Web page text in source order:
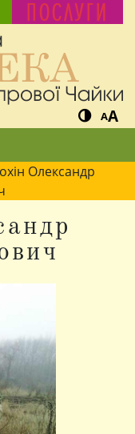
ПОСЛУГИ
AA
Олександр